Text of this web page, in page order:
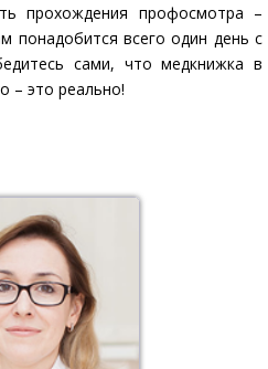
прохождения профосмотра –
понадобится всего один день с
сами, что медкнижка в
– это реально!